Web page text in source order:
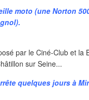
moto (une Norton
quelques jours à